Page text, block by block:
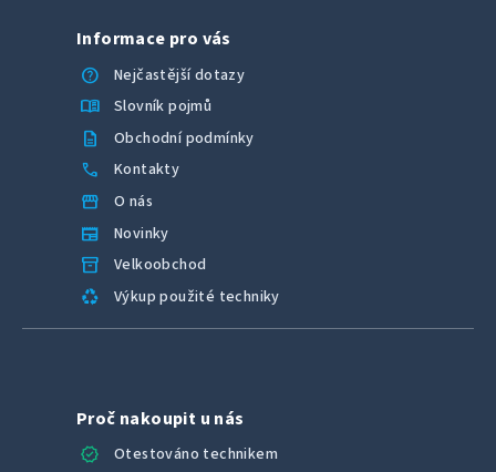
Informace pro vás
help
Nejčastější dotazy
menu_book Slovník pojmů
description Obchodní podmínky
call Kontakty
storefront O nás
newspaper Novinky
inventory_2 Velkoobchod
recycling Výkup použité techniky
Proč nakoupit u nás
verified
Otestováno technikem